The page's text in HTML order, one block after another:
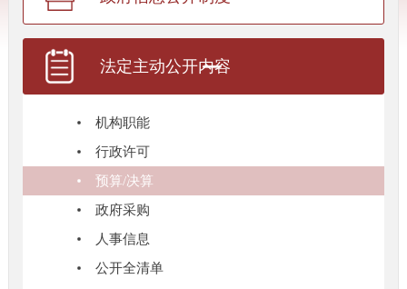
法定主动公开内容
机构职能
行政许可
预算/决算
政府采购
人事信息
公开全清单